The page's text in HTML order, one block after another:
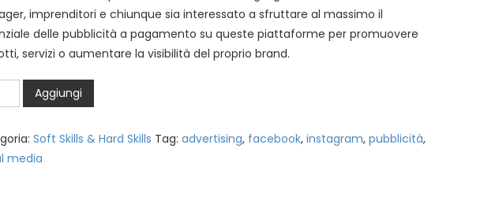
imprenditori e chiunque sia interessato a sfruttare al massimo il
delle pubblicità a pagamento su queste piattaforme per promuovere
servizi o aumentare la visibilità del proprio brand.
Aggiungi
Soft Skills & Hard Skills Tag: advertising, facebook, instagram, pubblicità,
media